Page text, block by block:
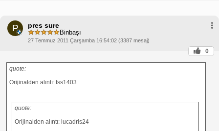
P pres sure
Binbaşı
27 Temmuz 2011 Çarşamba 16:54:02 (3387 mesaj)
0
quote:
Orijinalden alıntı: fss1403
quote:
Orijinalden alıntı: lucadris24